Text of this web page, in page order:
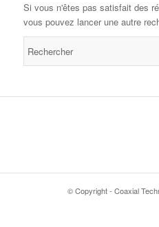
Si vous n'êtes pas satisfait des
vous pouvez lancer une autre
© Copyright - Coaxial